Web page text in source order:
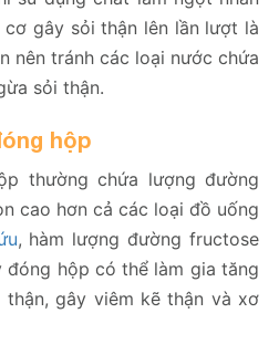
gây sỏi thận lên lần lượt là
nên tránh các loại nước chứa
sỏi thận.
hộp
thường chứa lượng đường
cao hơn cả các loại đồ uống
, hàm lượng đường fructose
hộp có thể làm gia tăng
gây viêm kẽ thận và xơ